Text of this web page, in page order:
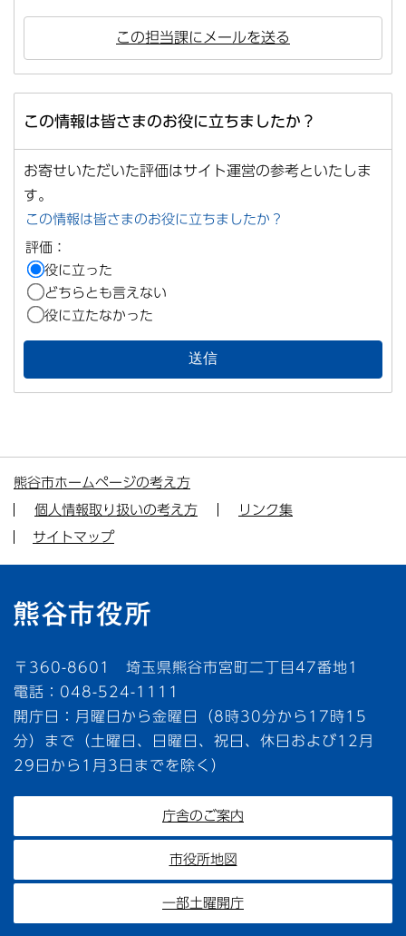
この担当課にメールを送る
この情報は皆さまのお役に立ちましたか？
お寄せいただいた評価はサイト運営の参考といたしま
す。
この情報は皆さまのお役に立ちましたか？
評価：
役に立った
どちらとも言えない
役に立たなかった
熊谷市ホームページの考え方
個人情報取り扱いの考え方
リンク集
サイトマップ
〒360-8601 埼玉県熊谷市宮町二丁目47番地1
電話：048-524-1111
開庁日：月曜日から金曜日（8時30分から17時15
分）まで（土曜日、日曜日、祝日、休日および12月
29日から1月3日までを除く）
庁舎のご案内
市役所地図
一部土曜開庁